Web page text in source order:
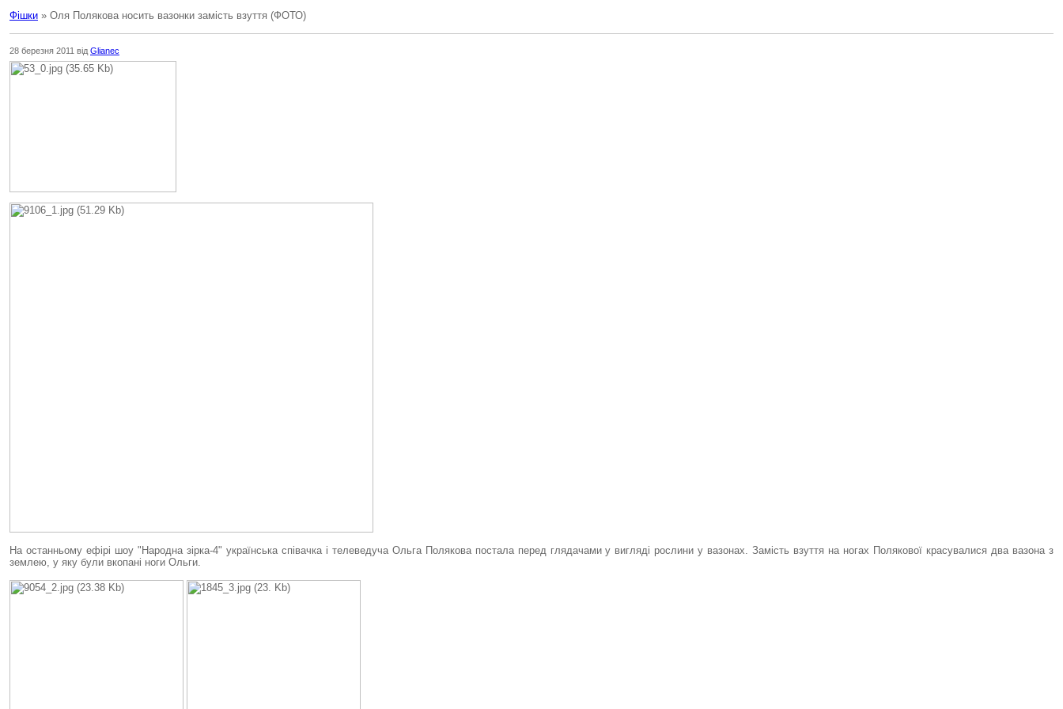
Фішки » Оля Полякова носить вазонки замість взуття (ФОТО)
28 березня 2011 від Glianec
На останньому ефірі шоу "Народна зірка-4" українська співачка і телеведуча Ольга Полякова постала перед глядачами у вигляді рослини у вазонах. Замість взуття на ногах Полякової красувалися два вазона з
землею, у яку були вкопані ноги Ольги.